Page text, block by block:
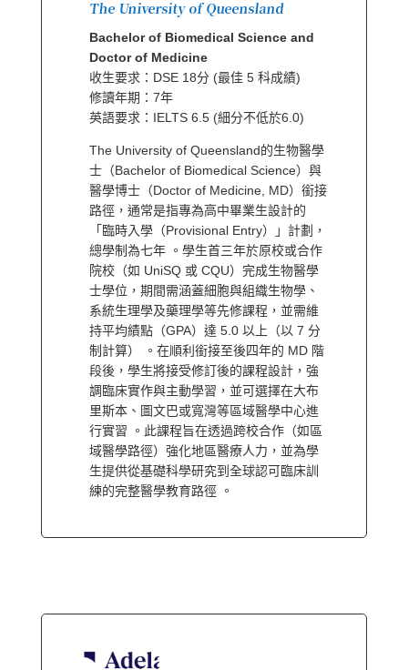
The University of Queensland
Bachelor of Biomedical Science and
Doctor of Medicine
收生要求：DSE 18分 (最佳 5 科成績)
修讀年期：7年
英語要求：IELTS 6.5 (細分不低於6.0)
The University of Queensland的生物醫學
士（Bachelor of Biomedical Science）與
醫學博士（Doctor of Medicine, MD）銜接
路徑，通常是指專為高中畢業生設計的
「臨時入學（Provisional Entry）」計劃，
總學制為七年 。學生首三年於原校或合作
院校（如 UniSQ 或 CQU）完成生物醫學
士學位，期間需涵蓋細胞與組織生物學、
系統生理學及藥理學等先修課程，並需維
持平均績點（GPA）達 5.0 以上（以 7 分
制計算） 。在順利銜接至後四年的 MD 階
段後，學生將接受修訂後的課程設計，強
調臨床實作與主動學習，並可選擇在大布
里斯本、圖文巴或寬灣等區域醫學中心進
行實習 。此課程旨在透過跨校合作（如區
域醫學路徑）強化地區醫療人力，並為學
生提供從基礎科學研究到全球認可臨床訓
練的完整醫學教育路徑 。